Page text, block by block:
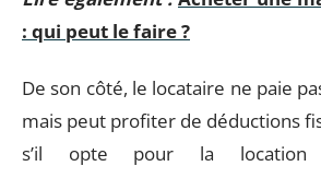
: qui peut le faire ?
De son côté, le locataire ne paie
mais peut profiter de déductions
s’il opte pour la location